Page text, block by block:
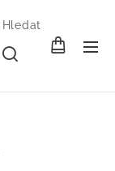
Hledat